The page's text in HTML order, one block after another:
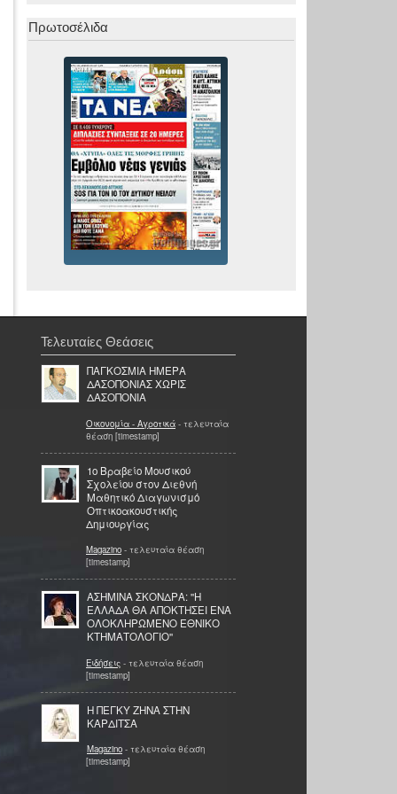
Πρωτοσέλιδα
Τελευταίες Θεάσεις
ΠΑΓΚΟΣΜΙΑ ΗΜΕΡΑ
ΔΑΣΟΠΟΝΙΑΣ ΧΩΡΙΣ
ΔΑΣΟΠΟΝΙΑ
Οικονομία - Αγροτικά - τελευταία
θέαση [timestamp]
1ο Βραβείο Μουσικού
Σχολείου στον Διεθνή
Μαθητικό Διαγωνισμό
Οπτικοακουστικής
Δημιουργίας
Magazino - τελευταία θέαση
[timestamp]
ΑΣΗΜΙΝΑ ΣΚΟΝΔΡΑ: ''H
ΕΛΛΑΔΑ ΘΑ ΑΠΟΚΤΗΣΕΙ ΕΝΑ
ΟΛΟΚΛΗΡΩΜΕΝΟ ΕΘΝΙΚΟ
ΚΤΗΜΑΤΟΛΟΓΙΟ''
Ειδήσεις - τελευταία θέαση
[timestamp]
Η ΠΕΓΚΥ ΖΗΝΑ ΣΤΗΝ
ΚΑΡΔΙΤΣΑ
Magazino - τελευταία θέαση
[timestamp]